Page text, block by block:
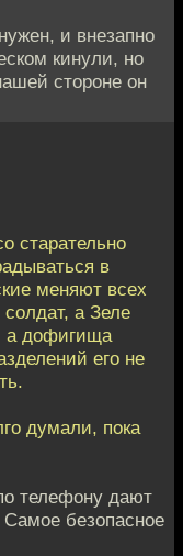
и внезапно
кинули, но
стороне он
старательно
в
меняют всех
а Зеле
а дофигища
его не
думали, пока
телефону дают
безопасное